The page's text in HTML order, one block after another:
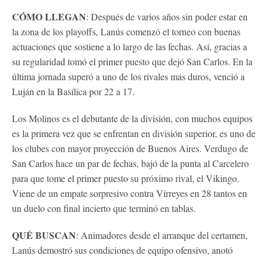
CÓMO LLEGAN: Después de varios años sin poder estar en
la zona de los playoffs, Lanús comenzó el torneo con buenas
actuaciones que sostiene a lo largo de las fechas. Así, gracias a
su regularidad tomó el primer puesto que dejó San Carlos. En la
última jornada superó a uno de los rivales más duros, venció a
Luján en la Basílica por 22 a 17.
Los Molinos es el debutante de la división, con muchos equipos
es la primera vez que se enfrentan en división superior, es uno de
los clubes con mayor proyección de Buenos Aires. Verdugo de
San Carlos hace un par de fechas, bajó de la punta al Carcelero
para que tome el primer puesto su próximo rival, el Vikingo.
Viene de un empate sorpresivo contra Virreyes en 28 tantos en
un duelo con final incierto que terminó en tablas.
QUÉ BUSCAN: Animadores desde el arranque del certamen,
Lanús demostró sus condiciones de equipo ofensivo, anotó